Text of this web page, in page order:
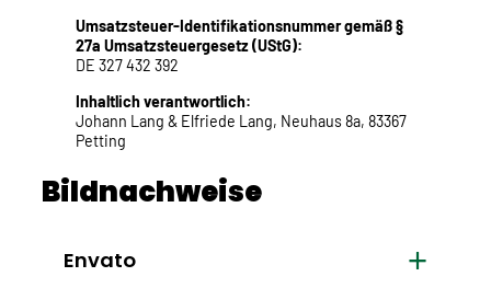
Umsatzsteuer-Identifikationsnummer gemäß §
27a Umsatzsteuergesetz (UStG):
DE 327 432 392
Inhaltlich verantwortlich:
Johann Lang & Elfriede Lang, Neuhaus 8a, 83367
Petting
Bildnachweise
Envato